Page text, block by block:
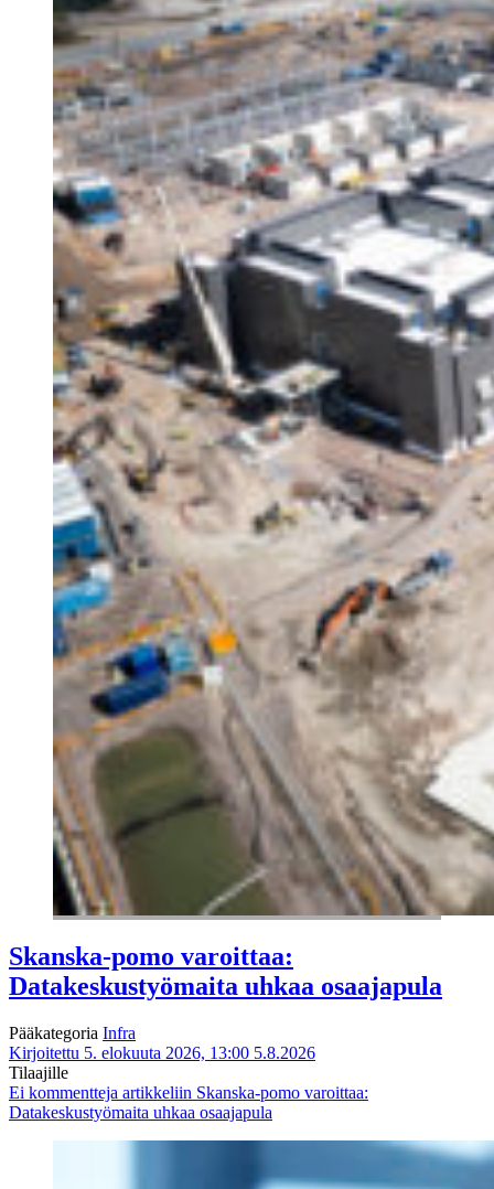
Skanska-pomo varoittaa:
Datakeskustyömaita uhkaa osaajapula
Pääkategoria Infra
Kirjoitettu 5. elokuuta 2026, 13:00 5.8.2026
Tilaajille
Ei kommentteja artikkeliin Skanska-pomo varoittaa:
Datakeskustyömaita uhkaa osaajapula